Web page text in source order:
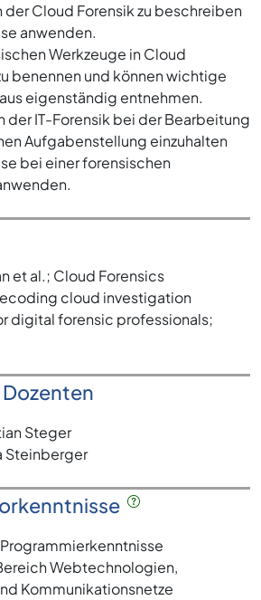
Cloud Forensik zu beschreiben
anwenden.
Werkzeuge in Cloud
benennen und können wichtige
eigenständig entnehmen.
der IT-Forensik bei der Bearbeitung
Aufgabenstellung einzuhalten
bei einer forensischen
et al.; Cloud Forensics
cloud investigation
digital forensic professionals;
Steger
Steinberger
Webtechnologien,
Kommunikationsnetze